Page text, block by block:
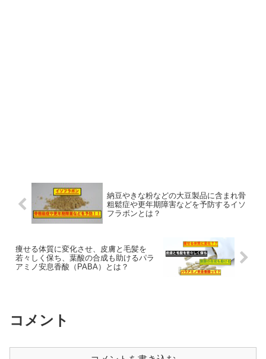
納豆やきな粉などの大豆製品に含まれ骨
粗鬆症や更年期障害などを予防するイソ
フラボンとは？
痩せる体質に変化させ、皮膚と毛髪を
若々しく保ち、葉酸の合成も助けるパラ
アミノ安息香酸（PABA）とは？
コメント